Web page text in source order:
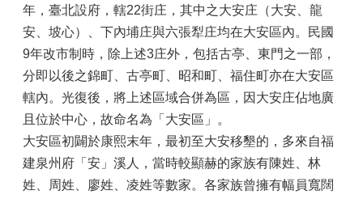
年，臺北設府，轄22街庄，其中之大安庄（大安、龍
安、坡心）、下內埔庄與六張犁庄均在大安區內。民國
9年改市制時，除上述3庄外，包括古亭、東門之一部，
分即以後之錦町、古亭町、昭和町、福住町亦在大安區
轄內。光復後，將上述區域合併為區，因大安庄佔地廣
且位於中心，故命名為「大安區」。
大安區初闢於康熙末年，最初至大安移墾的，多來自福
建泉州府「安」溪人，當時較顯赫的家族有陳姓、林
姓、周姓、廖姓、凌姓等數家。各家族曾擁有幅員寬闊